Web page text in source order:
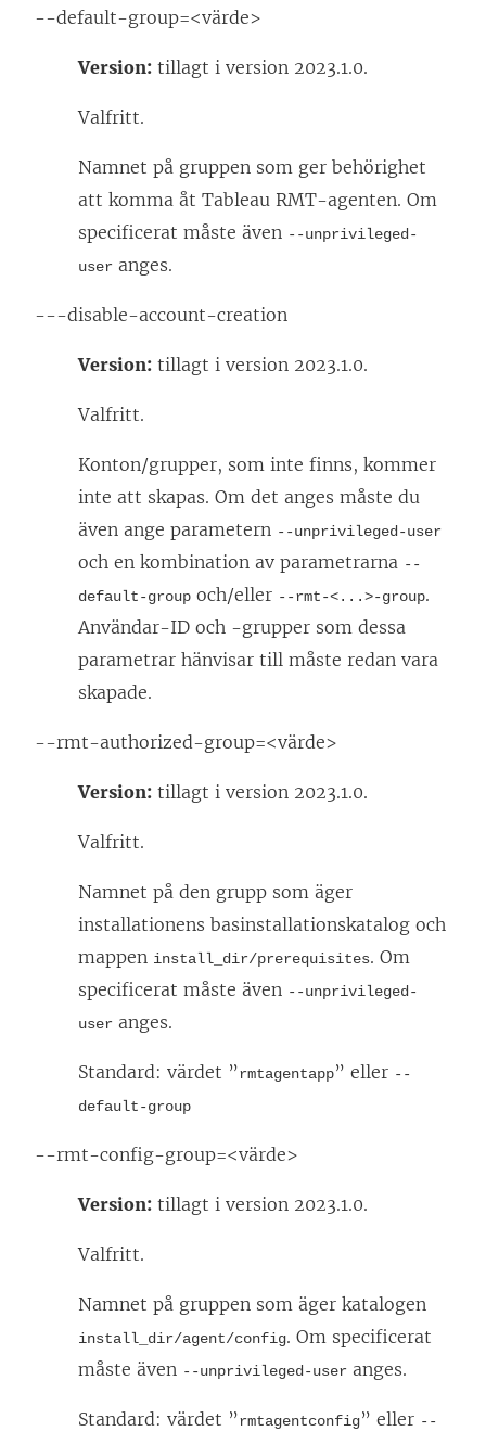
--default-group=<värde>
Version: tillagt i version 2023.1.0.
Valfritt.
Namnet på gruppen som ger behörighet
att komma åt Tableau RMT-agenten. Om
specificerat måste även --unprivileged-
user anges.
---disable-account-creation
Version: tillagt i version 2023.1.0.
Valfritt.
Konton/grupper, som inte finns, kommer
inte att skapas. Om det anges måste du
även ange parametern --unprivileged-user
och en kombination av parametrarna --
default-group och/eller --rmt-<...>-group.
Användar-ID och -grupper som dessa
parametrar hänvisar till måste redan vara
skapade.
--rmt-authorized-group=<värde>
Version: tillagt i version 2023.1.0.
Valfritt.
Namnet på den grupp som äger
installationens basinstallationskatalog och
mappen install_dir/prerequisites. Om
specificerat måste även --unprivileged-
user anges.
Standard: värdet ”rmtagentapp” eller --
default-group
--rmt-config-group=<värde>
Version: tillagt i version 2023.1.0.
Valfritt.
Namnet på gruppen som äger katalogen
install_dir/agent/config. Om specificerat
måste även --unprivileged-user anges.
Standard: värdet ”rmtagentconfig” eller --